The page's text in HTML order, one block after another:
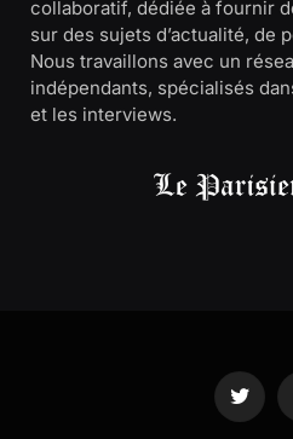
collaboratif, dédiée à fournir
sur des sujets d’actualité, de
Nous travaillons avec un
indépendants, spécialisés
et les interviews.
Twitter